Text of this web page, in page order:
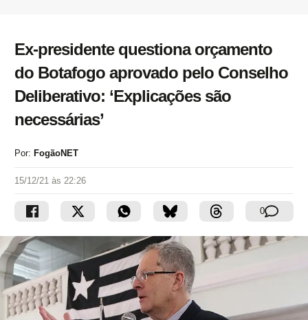
Ex-presidente questiona orçamento
do Botafogo aprovado pelo Conselho
Deliberativo: ‘Explicações são
necessárias’
Por: FogãoNET
15/12/21 às 22:26
0